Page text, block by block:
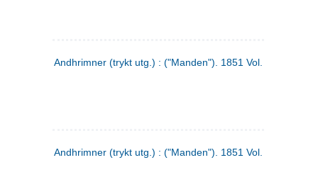
Andhrimner (trykt utg.) : ("Manden"). 1851 Vol. 1 Nr. 10
Andhrimner (trykt utg.) : ("Manden"). 1851 Vol. 1 Nr. 3